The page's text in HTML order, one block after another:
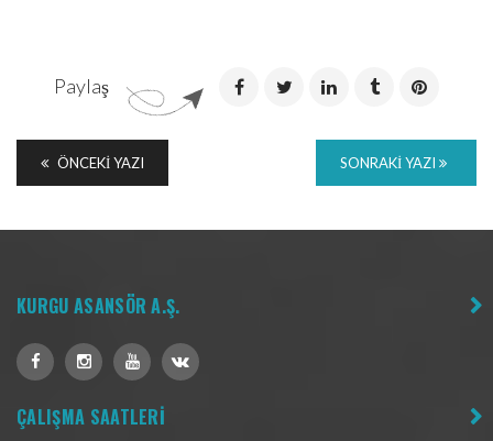
Paylaş
ÖNCEKI YAZI SONRAKI YAZI
KURGU ASANSÖR A.Ş.
ÇALIŞMA SAATLERİ